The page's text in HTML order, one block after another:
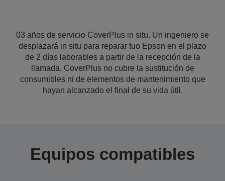
03 años de servicio CoverPlus in situ. Un ingeniero se
desplazará in situ para reparar tuo Epson en el plazo
de 2 días laborables a partir de la recepción de la
llamada. CoverPlus no cubre la sustitución de
consumibles ni de elementos de mantenimiento que
hayan alcanzado el final de su vida útil.
Equipos compatibles